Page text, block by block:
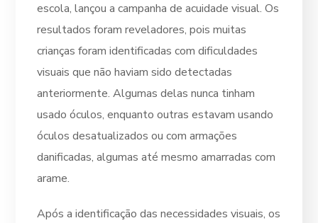
escola, lançou a campanha de acuidade visual. Os
resultados foram reveladores, pois muitas
crianças foram identificadas com dificuldades
visuais que não haviam sido detectadas
anteriormente. Algumas delas nunca tinham
usado óculos, enquanto outras estavam usando
óculos desatualizados ou com armações
danificadas, algumas até mesmo amarradas com
arame.
Após a identificação das necessidades visuais, os